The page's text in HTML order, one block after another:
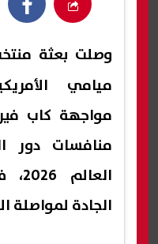
وصلت بعثة
ميامي
مواجهة كاب
الجادة لمواصلة